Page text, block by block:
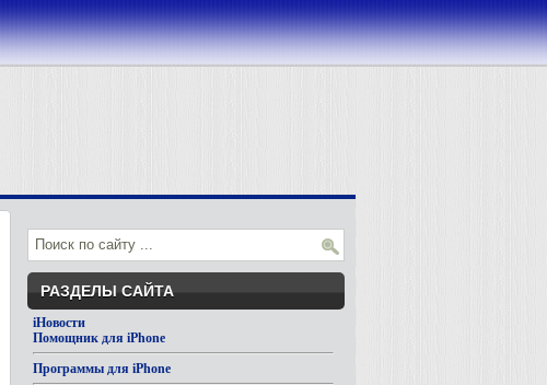
РАЗДЕЛЫ САЙТА
iНовости
Помощник для iPhone
Программы для iPhone